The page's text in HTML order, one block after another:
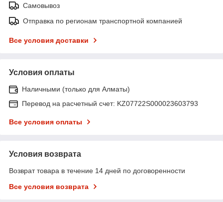
Самовывоз
Отправка по регионам транспортной компанией
Все условия доставки
Условия оплаты
Наличными (только для Алматы)
Перевод на расчетный счет: KZ07722S000023603793
Все условия оплаты
Условия возврата
Возврат товара в течение 14 дней по договоренности
Все условия возврата